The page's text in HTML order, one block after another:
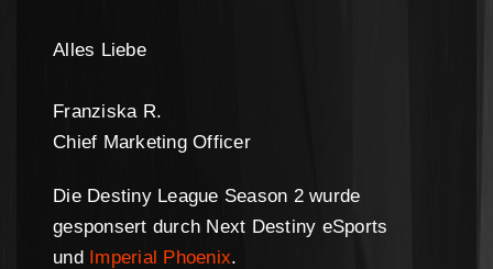
Alles Liebe
Franziska R.
Chief Marketing Officer
Die Destiny League Season 2 wurde
gesponsert durch Next Destiny eSports
und Imperial Phoenix.